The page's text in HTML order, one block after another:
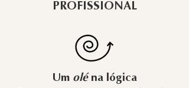
PROFISSIONAL
Um oléna lógica